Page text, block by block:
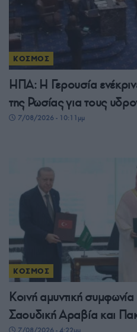
ΚΟΣΜΟΣ
ΗΠΑ: Η Γερουσία
της Ρωσίας για τους
7/08/2026 - 10:11μμ
ΚΟΣΜΟΣ
Κοινή αμυντική
Σαουδική Αραβία και
7/08/2026 - 4:22μμ